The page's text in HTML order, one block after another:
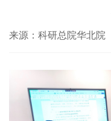
来源：科研总院华北院